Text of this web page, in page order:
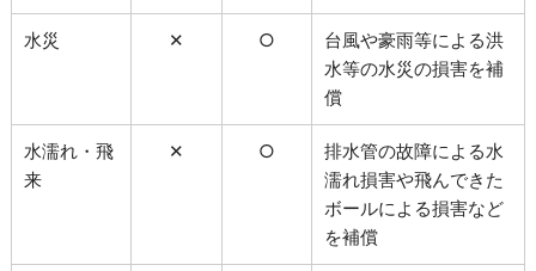
水災 ✕ ○
台風や豪雨等による洪
水等の水災の損害を補
償
水濡れ・飛
来
✕ ○
排水管の故障による水
濡れ損害や飛んできた
ボールによる損害など
を補償